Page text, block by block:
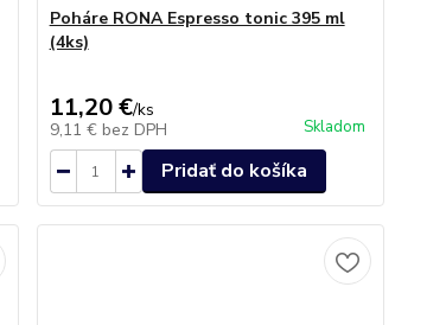
Poháre RONA Espresso tonic 395 ml
(4ks)
11,20 €/ks
9,11 € bez DPH Skladom
Pridať do košíka